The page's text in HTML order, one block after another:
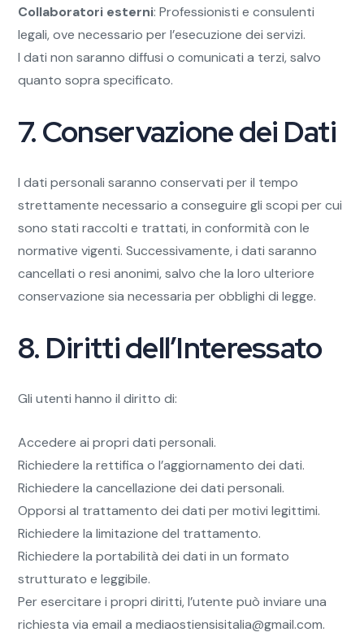
Collaboratori esterni: Professionisti e consulenti
legali, ove necessario per l’esecuzione dei servizi.
I dati non saranno diffusi o comunicati a terzi, salvo
quanto sopra specificato.
7. Conservazione dei Dati
I dati personali saranno conservati per il tempo
strettamente necessario a conseguire gli scopi per cui
sono stati raccolti e trattati, in conformità con le
normative vigenti. Successivamente, i dati saranno
cancellati o resi anonimi, salvo che la loro ulteriore
conservazione sia necessaria per obblighi di legge.
8. Diritti dell’Interessato
Gli utenti hanno il diritto di:
Accedere ai propri dati personali.
Richiedere la rettifica o l’aggiornamento dei dati.
Richiedere la cancellazione dei dati personali.
Opporsi al trattamento dei dati per motivi legittimi.
Richiedere la limitazione del trattamento.
Richiedere la portabilità dei dati in un formato
strutturato e leggibile.
Per esercitare i propri diritti, l’utente può inviare una
richiesta via email a mediaostiensisitalia@gmail.com.